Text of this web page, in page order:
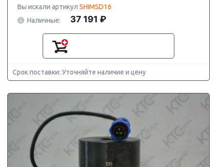
Вы искали артикул SHIMSD16
Наличные:
37 191 ₽
Срок поставки: Уточняйте наличие и цену